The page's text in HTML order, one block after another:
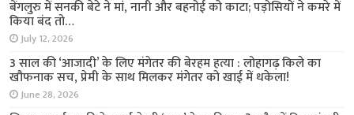
बेंगलुरु में सनकी बेटे ने मां, नानी और बहनोई को काटा; पड़ोसियों ने कमरे में
किया बंद तो…
July 12, 2026
3 साल की ‘आजादी’ के लिए मंगेतर की बेरहम हत्या : लोहागढ़ किले का
खौफनाक सच, प्रेमी के साथ मिलकर मंगेतर को खाई में धकेला!
June 28, 2026